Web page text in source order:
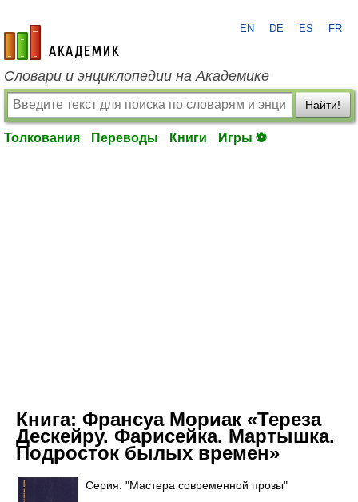
academic.ru
EN DE ES FR
Словари и энциклопедии на Академике
Найти!
Толкования Переводы Книги Игры ⚽
Книга: Франсуа Мориак «Тереза
Дескейру. Фарисейка. Мартышка.
Подросток былых времен»
Серия: "Мастера современной прозы"